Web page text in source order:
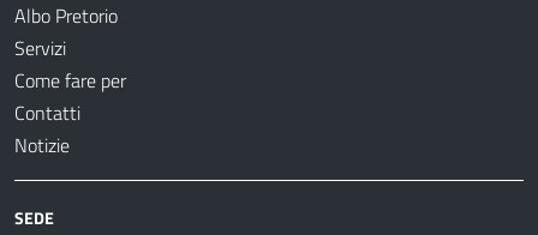
Albo Pretorio
Servizi
Come fare per
Contatti
Notizie
SEDE